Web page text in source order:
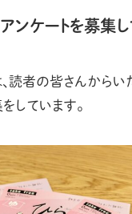
ンケートを募集
読者の皆さんからい
しています。